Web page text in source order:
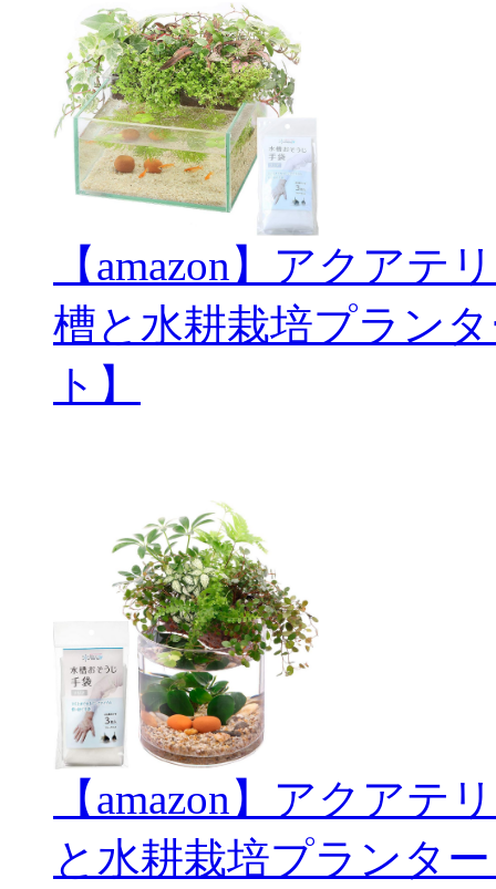
【amazon】アクアテ
槽と水耕栽培プラン
ト】
【amazon】アクアテ
と水耕栽培プランタ